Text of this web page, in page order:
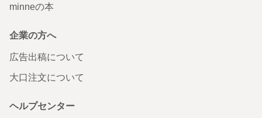
minneの本
企業の方へ
広告出稿について
大口注文について
ヘルプセンター